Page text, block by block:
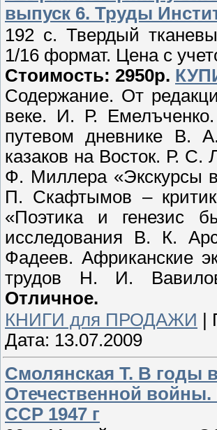
выпуск 6. Труды
192 с. Твердый
1/16 формат. Цена с
Стоимость: 2950р.
Содержание. От
веке. И. Р.
путевом дневнике В.
казаков на Восток. Р.
Ф. Миллера «Экскурсы
П. Скафтымов –
«Поэтика и генезис
исследования В. К.
Фадеев. Африканские
трудов Н. И.
Отличное.
КНИГИ для ПРОДАЖИ
Дата: 13.07.2009
Смолянская Т. В годы
Отечественной войны.
ССР 1947 г